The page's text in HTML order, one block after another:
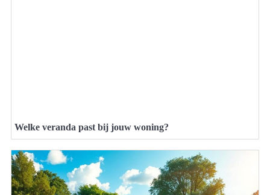
Welke veranda past bij jouw woning?